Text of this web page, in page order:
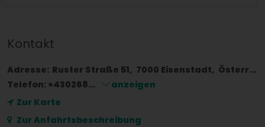
Kontakt
Adresse: Ruster Straße 51 7000 Eisenstadt
Österreich
Telefon: +430268...
anzeigen
Zur Karte
Zur Anfahrtsbeschreibung